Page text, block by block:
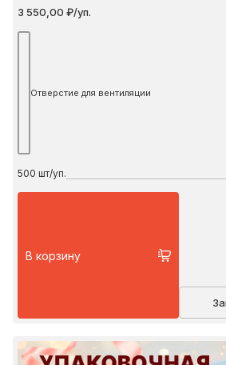
3 550,00 ₽/уп.
Отверстие для вентиляции
500 шт/уп.
В корзину